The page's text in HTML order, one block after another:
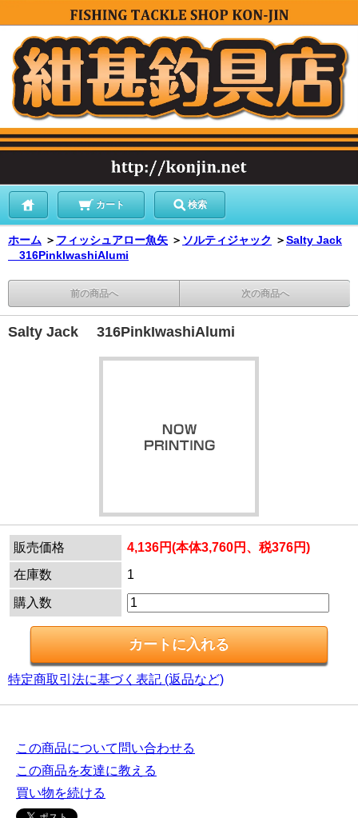
カート 検索
ホーム ＞ フィッシュアロー魚矢 ＞ ソルティジャック ＞Salty Jack
316PinkIwashiAlumi
前の商品へ 次の商品へ
Salty Jack 316PinkIwashiAlumi
販売価格
4,136円(本体3,760円、税376円)
在庫数
1
購入数
特定商取引法に基づく表記 (返品など)
この商品について問い合わせる
この商品を友達に教える
買い物を続ける